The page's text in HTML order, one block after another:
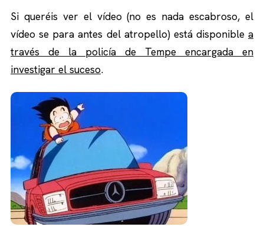
Si queréis ver el vídeo (no es nada escabroso, el
vídeo se para antes del atropello) está disponible a
través de la policía de Tempe encargada en
investigar el suceso.